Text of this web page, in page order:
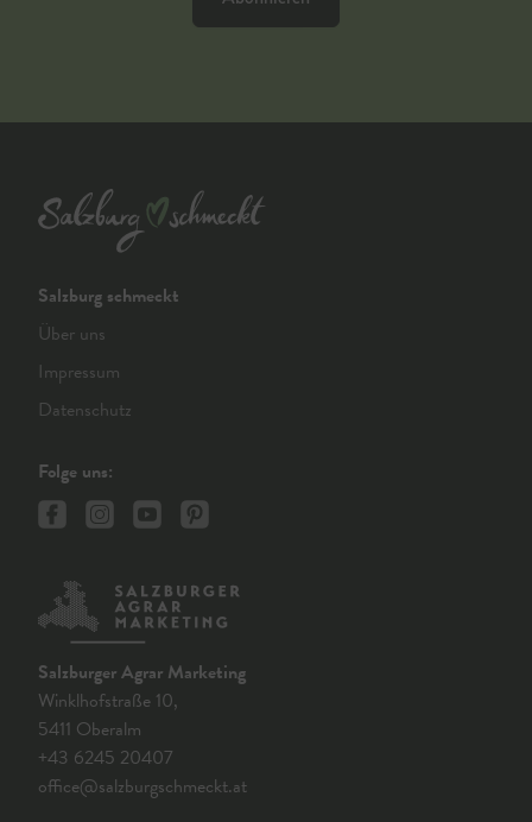
Salzburg schmeckt
Über uns
Impressum
Datenschutz
Folge uns:
Salzburger Agrar Marketing
Winklhofstraße 10,
5411 Oberalm
+43 6245 20407
office@salzburgschmeckt.at